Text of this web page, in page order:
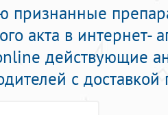
признанные
акта в интернет-
действующие
с